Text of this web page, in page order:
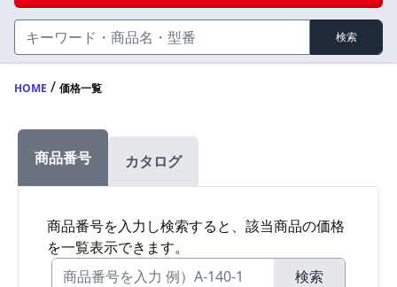
ハンドル・取手・つまみ・周辺機器
FA・A
FB・B
ファスナー・ラッチ錠・キャッチ・錠前装置・周
辺機器
電気錠・インターロック
L・LE
製品カタログ
サポート・お問合せ
検索
HOME / 価格一覧
商品番号 カタログ
商品番号を入力し検索すると、該当商品の価格
を一覧表示できます。
検索